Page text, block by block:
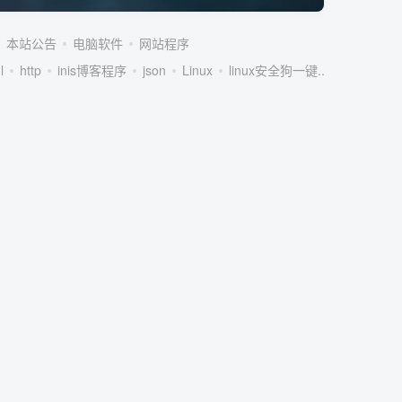
本站公告 电脑软件
网站程序
http inis博客程序 json Linux linux安全狗一键...